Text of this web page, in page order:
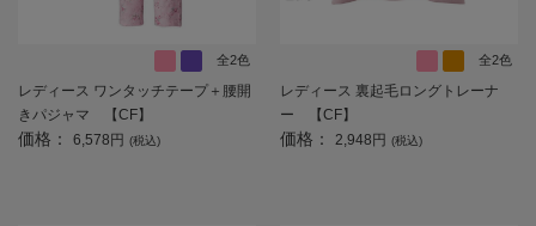
全2色
レディース ワンタッチテープ＋腰開
きパジャマ 【CF】
価格： 6,578円 (税込)
全2色
レディース 裏起毛ロングトレーナ
ー 【CF】
価格： 2,948円 (税込)